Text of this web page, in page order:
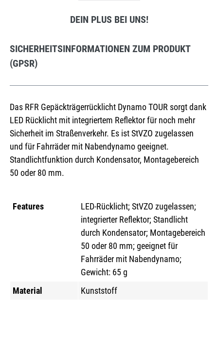
DEIN PLUS BEI UNS!
SICHERHEITSINFORMATIONEN ZUM PRODUKT
(GPSR)
Das RFR Gepäckträgerrücklicht Dynamo TOUR sorgt dank
LED Rücklicht mit integriertem Reflektor für noch mehr
Sicherheit im Straßenverkehr. Es ist StVZO zugelassen
und für Fahrräder mit Nabendynamo geeignet.
Standlichtfunktion durch Kondensator, Montagebereich
50 oder 80 mm.
Features
LED-Rücklicht; StVZO zugelassen;
integrierter Reflektor; Standlicht
durch Kondensator; Montagebereich
50 oder 80 mm; geeignet für
Fahrräder mit Nabendynamo;
Gewicht: 65 g
Material
Kunststoff